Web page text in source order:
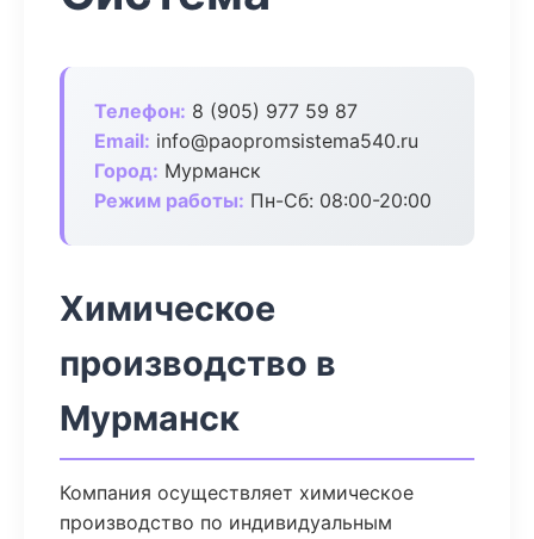
Телефон: 8 (905) 977 59 87
Email: info@paopromsistema540.ru
Город: Мурманск
Режим работы: Пн-Сб: 08:00-20:00
Химическое
производство в
Мурманск
Компания осуществляет химическое
производство по индивидуальным